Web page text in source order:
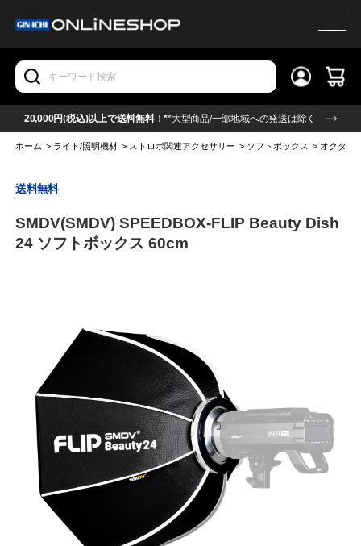
20,000円(税込)以上で送料無料！**大型商品/一部地域への発送は除く
ホーム > ライト/照明機材 > ストロボ関連アクセサリー > ソフトボックス > オクタ型
送料無料
SMDV(SMDV) SPEEDBOX-FLIP Beauty Dish
24 ソフトボックス 60cm